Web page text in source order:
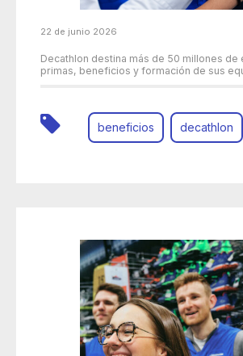
22 de junio 2026
Decathlon destina más de 50 millones de
primas, beneficios y formación de sus
beneficios decathlon